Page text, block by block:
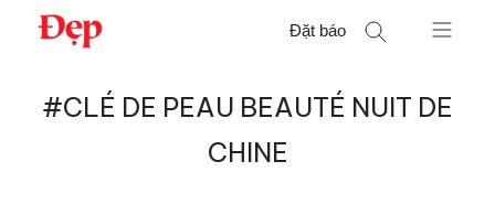
Chuyển
Đặt báo
kiếm
#CLÉ DE PEAU BEAUTÉ NUIT DE
CHINE